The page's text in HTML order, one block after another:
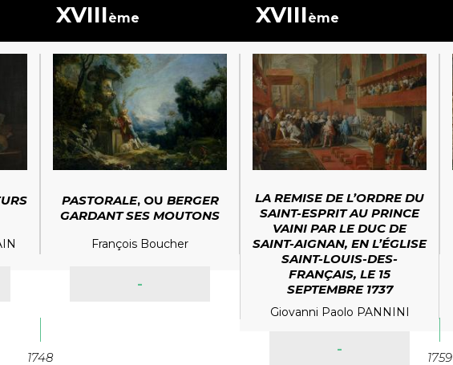
XVIIIème
PASTORALE, OU BERGER
GARDANT SES MOUTONS
François Boucher
-
1748
XVIIIème
LA REMISE DE L’ORDRE DU
SAINT-ESPRIT AU PRINCE
VAINI PAR LE DUC DE
SAINT-AIGNAN, EN L’ÉGLISE
SAINT-LOUIS-DES-
FRANÇAIS, LE 15
SEPTEMBRE 1737
Giovanni Paolo PANNINI
-
1759